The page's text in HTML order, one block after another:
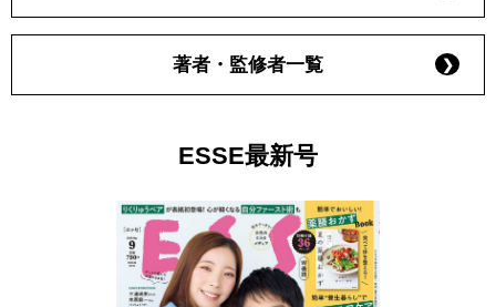
著者・監修者一覧
ESSE最新号